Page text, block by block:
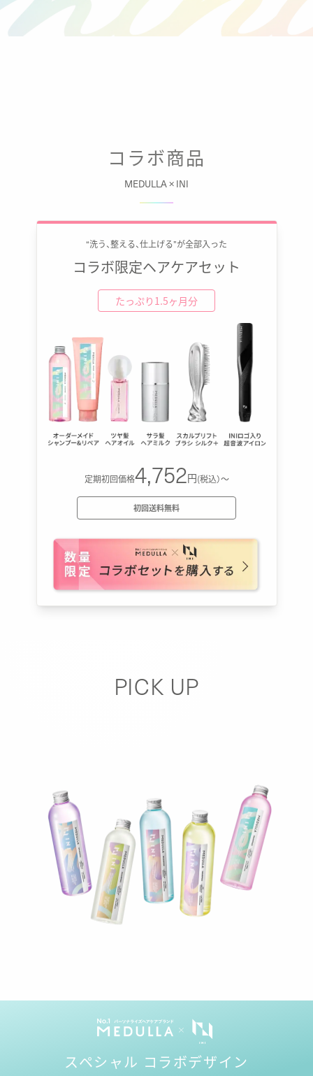
コラボ商品
MEDULLA × INI
“洗う、整える、仕上げる”が全部入った
コラボ限定ヘアケアセット
たっぷり1.5ヶ月分
定期初回価格4,752円(税込）〜
初回送料無料
PICK UP
スペシャル コラボデザイン